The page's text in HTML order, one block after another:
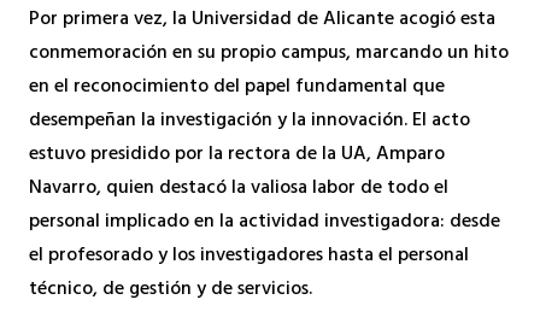
Por primera vez, la Universidad de Alicante acogió esta
conmemoración en su propio campus, marcando un hito
en el reconocimiento del papel fundamental que
desempeñan la investigación y la innovación. El acto
estuvo presidido por la rectora de la UA, Amparo
Navarro, quien destacó la valiosa labor de todo el
personal implicado en la actividad investigadora: desde
el profesorado y los investigadores hasta el personal
técnico, de gestión y de servicios.